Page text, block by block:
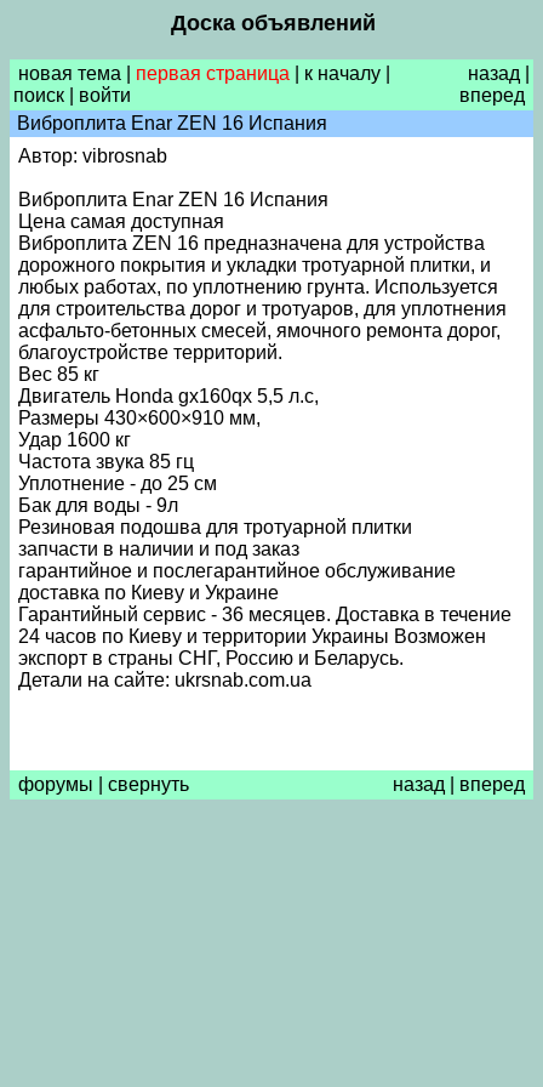
Доска объявлений
новая тема первая страница к началу
поиск
войти
назад
вперед
Виброплита Enar ZEN 16 Испания
Автор: vibrosnab
Виброплита Enar ZEN 16 Испания
Цена самая доступная
Виброплита ZEN 16 предназначена для устройства
дорожного покрытия и укладки тротуарной плитки, и
любых работах, по уплотнению грунта. Используется
для строительства дорог и тротуаров, для уплотнения
асфальто-бетонных смесей, ямочного ремонта дорог,
благоустройстве территорий.
Вес 85 кг
Двигатель Нonda gx160qx 5,5 л.с,
Размеры 430×600×910 мм,
Удар 1600 кг
Частота звука 85 гц
Уплотнение - до 25 см
Бак для воды - 9л
Резиновая подошва для тротуарной плитки
запчасти в наличии и под заказ
гарантийное и послегарантийное обслуживание
доставка по Киеву и Украине
Гарантийный сервис - 36 месяцев. Доставка в течение
24 часов по Киеву и территории Украины Возможен
экспорт в страны СНГ, Россию и Беларусь.
Детали на сайте: ukrsnab.com.ua
форумы свернуть назад вперед